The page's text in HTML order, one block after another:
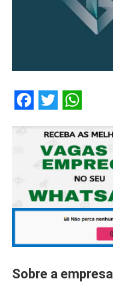
Sobre a empresa